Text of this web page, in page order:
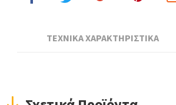
ΤΕΧΝΙΚΑ ΧΑΡΑΚΤΗΡΙΣΤΙΚΑ